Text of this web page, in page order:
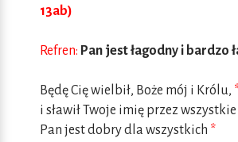
13ab)
Refren: Pan jest łagodny i bardzo
Będę Cię wielbił, Boże mój i Królu,
i sławił Twoje imię przez
Pan jest dobry dla wszystkich *